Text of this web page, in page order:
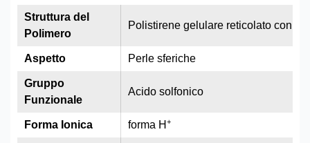
Polistirene gelulare reticolato con
Perle sferiche
Acido solfonico
forma H +
Struttura del
Polimero
Aspetto
Gruppo
Funzionale
Forma Ionica